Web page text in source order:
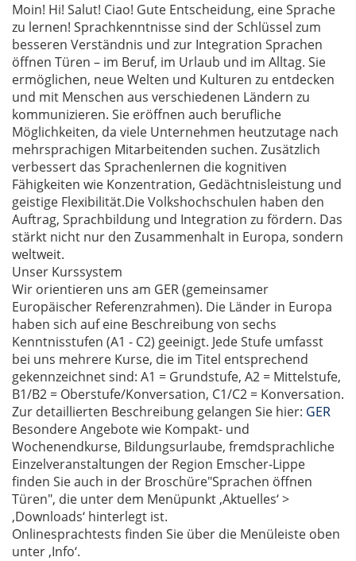
Moin! Hi! Salut! Ciao! Gute Entscheidung, eine Sprache
zu lernen! Sprachkenntnisse sind der Schlüssel zum
besseren Verständnis und zur Integration Sprachen
öffnen Türen – im Beruf, im Urlaub und im Alltag. Sie
ermöglichen, neue Welten und Kulturen zu entdecken
und mit Menschen aus verschiedenen Ländern zu
kommunizieren. Sie eröffnen auch berufliche
Möglichkeiten, da viele Unternehmen heutzutage nach
mehrsprachigen Mitarbeitenden suchen. Zusätzlich
verbessert das Sprachenlernen die kognitiven
Fähigkeiten wie Konzentration, Gedächtnisleistung und
geistige Flexibilität.Die Volkshochschulen haben den
Auftrag, Sprachbildung und Integration zu fördern. Das
stärkt nicht nur den Zusammenhalt in Europa, sondern
weltweit.
Unser Kurssystem
Wir orientieren uns am GER (gemeinsamer
Europäischer Referenzrahmen). Die Länder in Europa
haben sich auf eine Beschreibung von sechs
Kenntnisstufen (A1 - C2) geeinigt. Jede Stufe umfasst
bei uns mehrere Kurse, die im Titel entsprechend
gekennzeichnet sind: A1 = Grundstufe, A2 = Mittelstufe,
B1/B2 = Oberstufe/Konversation, C1/C2 = Konversation.
Zur detaillierten Beschreibung gelangen Sie hier: GER
Besondere Angebote wie Kompakt- und
Wochenendkurse, Bildungsurlaube, fremdsprachliche
Einzelveranstaltungen der Region Emscher-Lippe
finden Sie auch in der Broschüre"Sprachen öffnen
Türen", die unter dem Menüpunkt ‚Aktuelles‘ >
‚Downloads‘ hinterlegt ist.
Onlinesprachtests finden Sie über die Menüleiste oben
unter ‚Info‘.